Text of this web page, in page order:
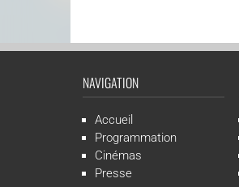
NAVIGATION
Accueil
Programmation
Cinémas
Presse